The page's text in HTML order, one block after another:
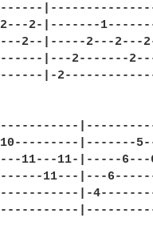
2-|-------
2--|-----2---2---
|---2-------
|-
|-------
11---11-|-----
11---|---
|-